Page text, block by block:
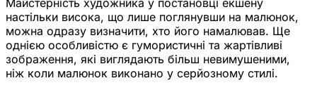
настільки висока, що лише поглянувши на малюнок,
можна одразу визначити, хто його намалював. Ще
однією особливістю є гумористичні та жартівливі
зображення, які виглядають більш невимушеними,
ніж коли малюнок виконано у серйозному стилі.